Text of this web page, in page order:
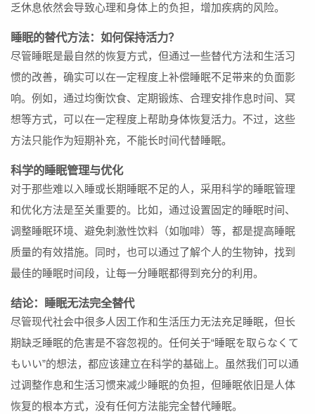
乏休息依然会导致心理和身体上的负担，增加疾病的风险。
睡眠的替代方法：如何保持活力？
尽管睡眠是最自然的恢复方式，但通过一些替代方法和生活习
惯的改善，确实可以在一定程度上补偿睡眠不足带来的负面影
响。例如，通过均衡饮食、定期锻炼、合理安排作息时间、冥
想等方式，可以在一定程度上帮助身体恢复活力。不过，这些
方法只能作为短期补充，不能长时间代替睡眠。
科学的睡眠管理与优化
对于那些难以入睡或长期睡眠不足的人，采用科学的睡眠管理
和优化方法是至关重要的。比如，通过设置固定的睡眠时间、
调整睡眠环境、避免刺激性饮料（如咖啡）等，都是提高睡眠
质量的有效措施。同时，也可以通过了解个人的生物钟，找到
最佳的睡眠时间段，让每一分睡眠都得到充分的利用。
结论：睡眠无法完全替代
尽管现代社会中很多人因工作和生活压力无法充足睡眠，但长
期缺乏睡眠的危害是不容忽视的。任何关于“睡眠を取らなくて
もいい”的想法，都应该建立在科学的基础上。虽然我们可以通
过调整作息和生活习惯来减少睡眠的负担，但睡眠依旧是人体
恢复的根本方式，没有任何方法能完全替代睡眠。